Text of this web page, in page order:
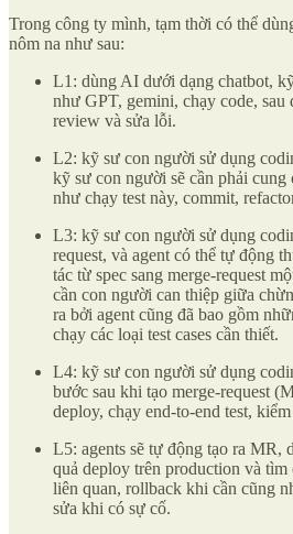
Trong công ty mình, tạm thời có thể
nôm na như sau:
L1: dùng AI dưới dạng chatbot,
như GPT, gemini, chạy code,
review và sửa lỗi.
L2: kỹ sư con người sử dụng
kỹ sư con người sẽ cần phải cung
như chạy test này, commit,
L3: kỹ sư con người sử dụng
request, và agent có thể tự động
tác từ spec sang merge-request
cần con người can thiệp giữa
ra bởi agent cũng đã bao gồm
chạy các loại test cases cần thiết.
L4: kỹ sư con người sử dụng
bước sau khi tạo merge-request
deploy, chạy end-to-end test,
L5: agents sẽ tự động tạo ra MR,
quả deploy trên production và tìm
liên quan, rollback khi cần cũng
sửa khi có sự cố.